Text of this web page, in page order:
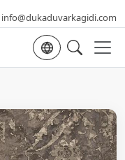
info@dukaduvarkagidi.com
Dil seçimi